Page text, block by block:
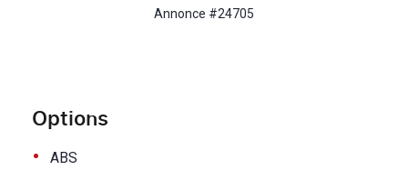
Options
• ABS
Annonce #24705